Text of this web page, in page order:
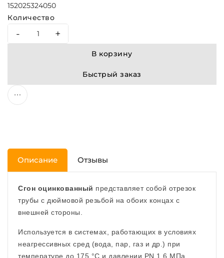
152025324050
Количество
- +
В корзину
Быстрый заказ
Описание Отзывы
Сгон оцинкованный представляет собой отрезок
трубы с дюймовой резьбой на обоих концах с
внешней стороны.
Используется в системах, работающих в условиях
неагрессивных сред (вода, пар, газ и др.) при
температуре до 175 °С и давлении PN 1,6 МПа.